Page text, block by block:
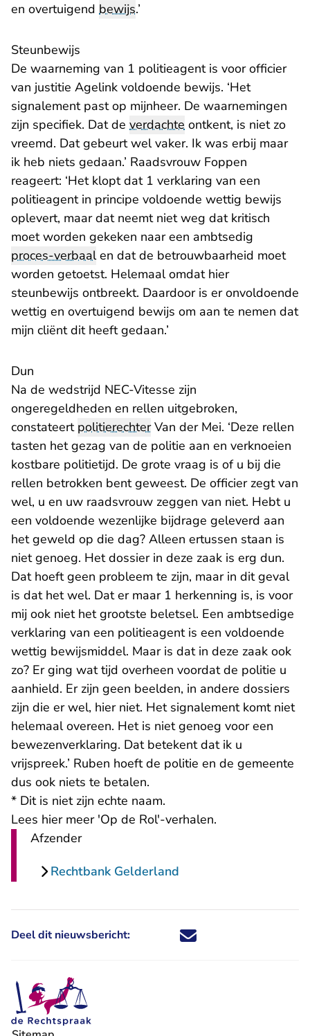
en overtuigend bewijs.’
Steunbewijs
De waarneming van 1 politieagent is voor officier
van justitie Agelink voldoende bewijs. ‘Het
signalement past op mijnheer. De waarnemingen
zijn specifiek. Dat de verdachte ontkent, is niet zo
vreemd. Dat gebeurt wel vaker. Ik was erbij maar
ik heb niets gedaan.’ Raadsvrouw Foppen
reageert: ‘Het klopt dat 1 verklaring van een
politieagent in principe voldoende wettig bewijs
oplevert, maar dat neemt niet weg dat kritisch
moet worden gekeken naar een ambtsedig
proces-verbaalen dat de betrouwbaarheid moet
worden getoetst. Helemaal omdat hier
steunbewijs ontbreekt. Daardoor is er onvoldoende
wettig en overtuigend bewijs om aan te nemen dat
mijn cliënt dit heeft gedaan.’
Dun
Na de wedstrijd NEC-Vitesse zijn
ongeregeldheden en rellen uitgebroken,
constateert politierechterVan der Mei. ‘Deze rellen
tasten het gezag van de politie aan en verknoeien
kostbare politietijd. De grote vraag is of u bij die
rellen betrokken bent geweest. De officier zegt van
wel, u en uw raadsvrouw zeggen van niet. Hebt u
een voldoende wezenlijke bijdrage geleverd aan
het geweld op die dag? Alleen ertussen staan is
niet genoeg. Het dossier in deze zaak is erg dun.
Dat hoeft geen probleem te zijn, maar in dit geval
is dat het wel. Dat er maar 1 herkenning is, is voor
mij ook niet het grootste beletsel. Een ambtsedige
verklaring van een politieagent is een voldoende
wettig bewijsmiddel. Maar is dat in deze zaak ook
zo? Er ging wat tijd overheen voordat de politie u
aanhield. Er zijn geen beelden, in andere dossiers
zijn die er wel, hier niet. Het signalement komt niet
helemaal overeen. Het is niet genoeg voor een
bewezenverklaring. Dat betekent dat ik u
vrijspreek.’ Ruben hoeft de politie en de gemeente
dus ook niets te betalen.
* Dit is niet zijn echte naam.
Lees hier meer 'Op de Rol'-verhalen.
Afzender
Rechtbank Gelderland
Deel dit nieuwsbericht: Deel dit nieuwsbericht via X -
Deel dit nieuwsbericht via
Deel dit nieuwsbericht
Deel dit